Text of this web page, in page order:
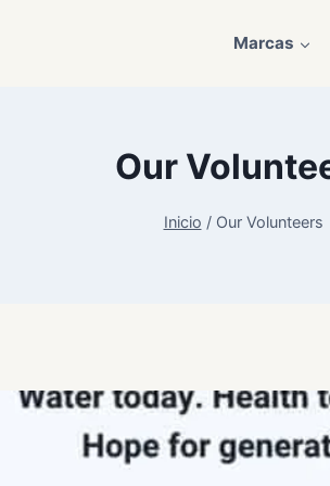
Marcas
Our
Inicio / Our Volunteers